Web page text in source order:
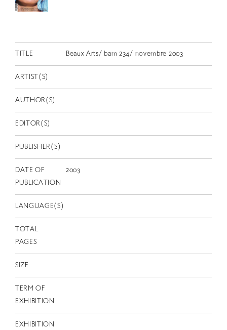
CONTACT
JP
EN
TITLE Beaux Arts/ bam 234/ novembre 2003
ARTIST(S)
AUTHOR(S)
EDITOR(S)
PUBLISHER(S)
DATE OF
PUBLICATION
2003
LANGUAGE(S)
TOTAL
PAGES
SIZE
TERM OF
EXHIBITION
EXHIBITION